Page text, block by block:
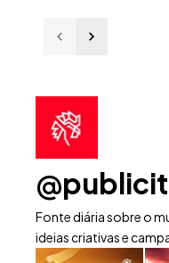
Fonte diária sobre o
ideias criativas e